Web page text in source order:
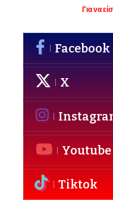
Για να
Facebook
X
Youtube
Tiktok